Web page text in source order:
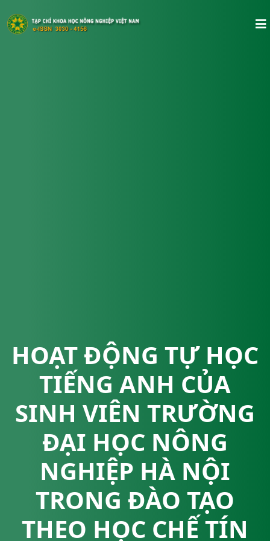
HOẠT ĐỘNG TỰ HỌC
TIẾNG ANH CỦA
SINH VIÊN TRƯỜNG
ĐẠI HỌC NÔNG
NGHIỆP HÀ NỘI
TRONG ĐÀO TẠO
THEO HỌC CHẾ TÍN